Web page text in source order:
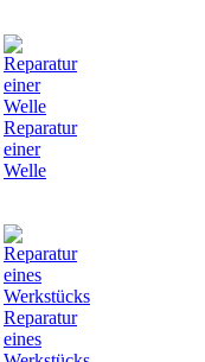
Reparatur
einer
Welle
Reparatur
eines